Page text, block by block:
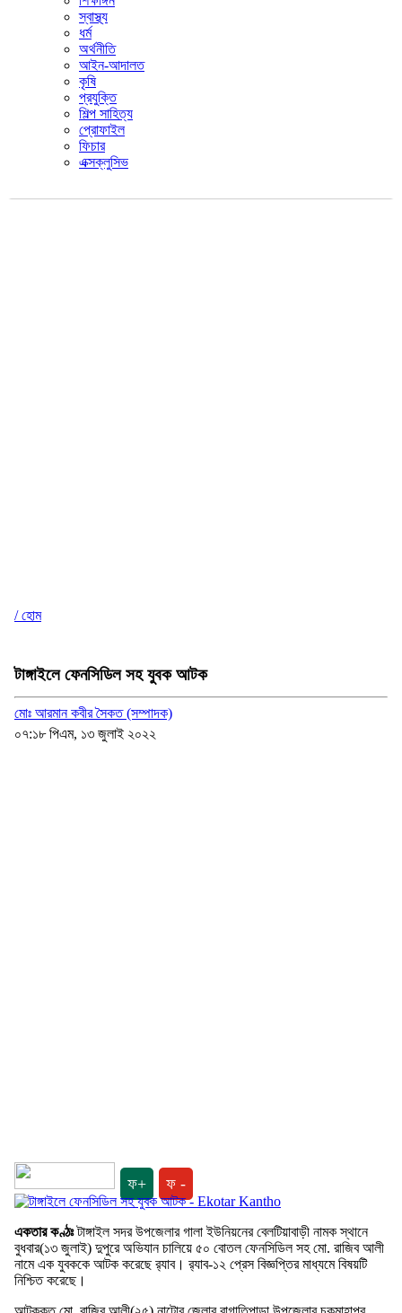
স্বাস্থ্য
ধর্ম
অর্থনীতি
আইন-আদালত
কৃষি
প্রযুক্তি
শিল্প সাহিত্য
প্রোফাইল
ফিচার
এক্সক্লুসিভ
/ হোম
টাঙ্গাইলে ফেনসিডিল সহ যুবক আটক
মোঃ আরমান কবীর সৈকত (সম্পাদক)
০৭:১৮ পিএম, ১৩ জুলাই ২০২২
ফ+ ফ -
একতার কণ্ঠঃটাঙ্গাইল সদর উপজেলার গালা ইউনিয়নের বেলটিয়াবাড়ী নামক স্থানে
বুধবার(১৩ জুলাই) দুপুরে অভিযান চালিয়ে ৫০ বোতল ফেনসিডিল সহ মো. রাজিব আলী
নামে এক যুবককে আটক করেছে র‌্যাব। র‌্যাব-১২ প্রেস বিজ্ঞপ্তির মাধ্যমে বিষয়টি
নিশ্চিত করেছে।